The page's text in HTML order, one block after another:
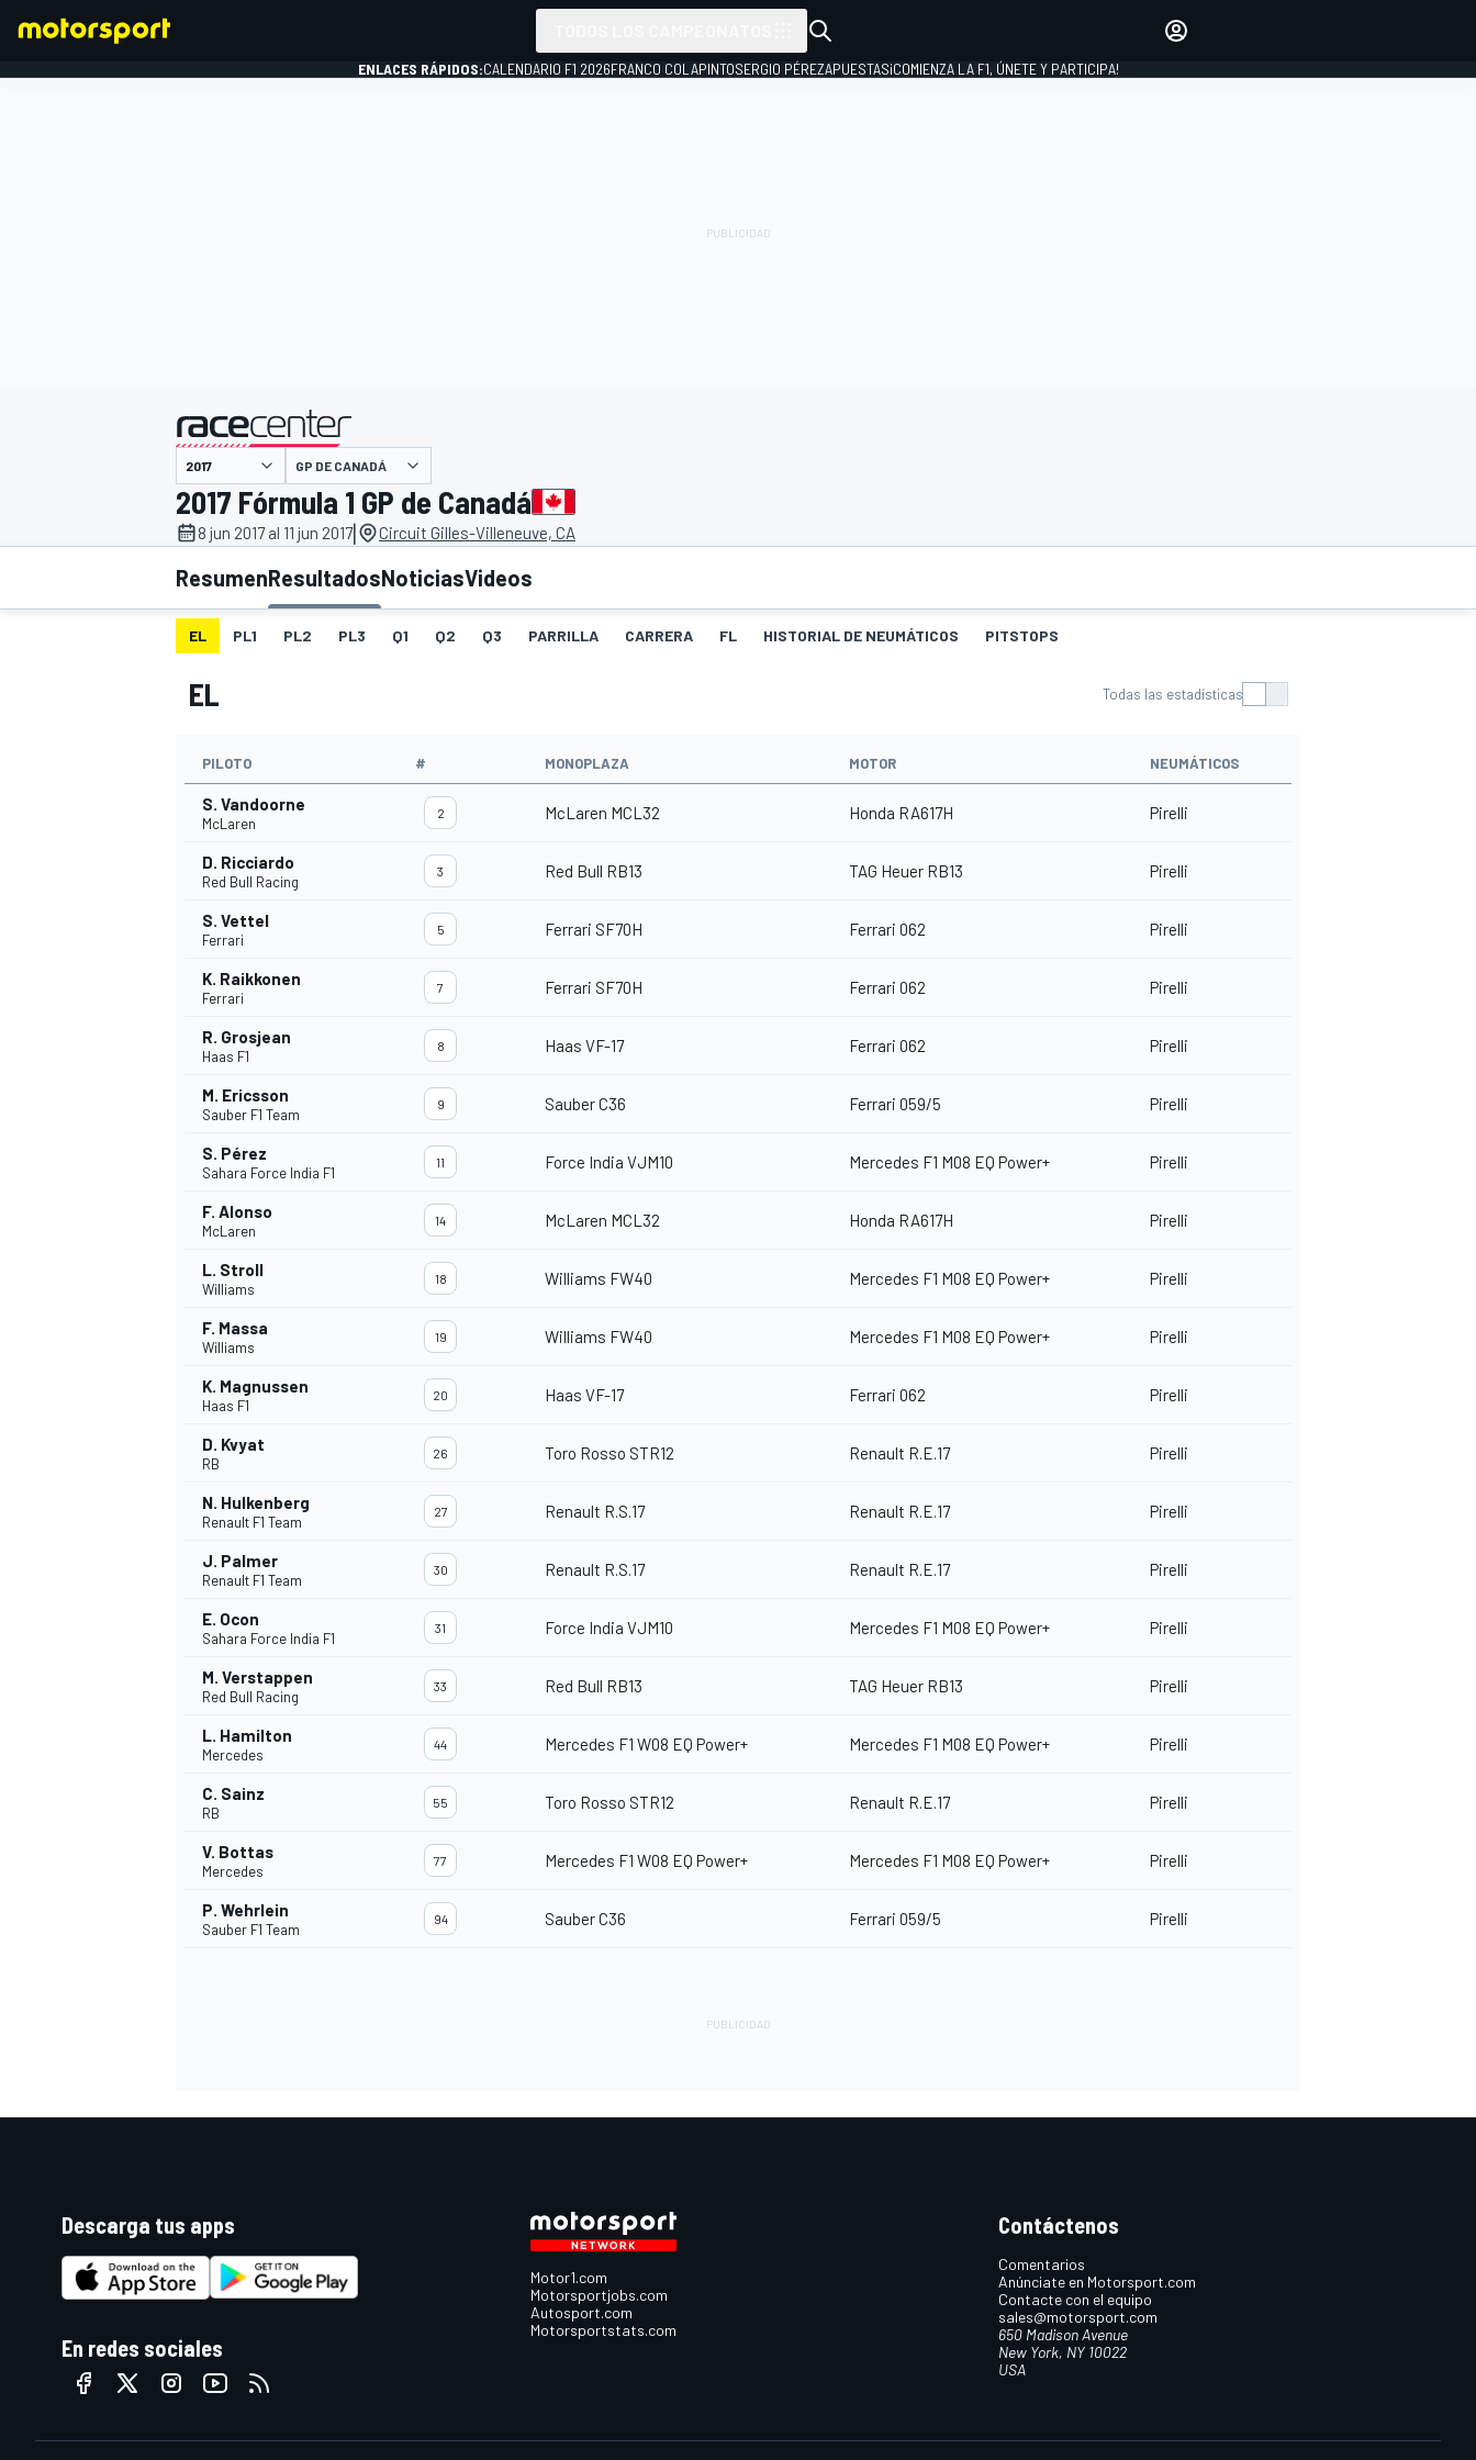
INDYCAR
MOTOGP
NASCAR CUP
FÓRMULA E
INICIAR SESIÓN
ENLACES RÁPIDOS:CALENDARIO F1 2026FRANCO COLAPINTOSERGIO PÉREZAPUESTAS¡COMIENZA LA F1, ÚNETE Y PARTICIPA!
presentado por
GP DE CANADÁ
2017 Fórmula 1 GP de Canadá
8 jun 2017 al 11 jun 2017| Circuit Gilles-Villeneuve, CA
ResumenResultadosNoticiasVideos
EL PL1 PL2 PL3 Q1 Q2 Q3 PARRILLA CARRERA FL HISTORIAL DE NEUMÁTICOS PITSTOPS
EL Todas las estadísticas
PILOTO # MONOPLAZA MOTOR NEUMÁTICOS
S. Vandoorne
McLaren
2 McLaren MCL32 Honda RA617H Pirelli
D. Ricciardo
Red Bull Racing
3 Red Bull RB13 TAG Heuer RB13 Pirelli
S. Vettel
Ferrari
5 Ferrari SF70H Ferrari 062 Pirelli
K. Raikkonen
Ferrari
7 Ferrari SF70H Ferrari 062 Pirelli
R. Grosjean
Haas F1
8 Haas VF-17 Ferrari 062 Pirelli
M. Ericsson
Sauber F1 Team
9 Sauber C36 Ferrari 059/5 Pirelli
S. Pérez
Sahara Force India F1
11 Force India VJM10 Mercedes F1 M08 EQ Power+ Pirelli
F. Alonso
McLaren
14 McLaren MCL32 Honda RA617H Pirelli
L. Stroll
Williams
18 Williams FW40 Mercedes F1 M08 EQ Power+ Pirelli
F. Massa
Williams
19 Williams FW40 Mercedes F1 M08 EQ Power+ Pirelli
K. Magnussen
Haas F1
20 Haas VF-17 Ferrari 062 Pirelli
D. Kvyat
RB
26 Toro Rosso STR12 Renault R.E.17 Pirelli
N. Hulkenberg
Renault F1 Team
27 Renault R.S.17 Renault R.E.17 Pirelli
J. Palmer
Renault F1 Team
30 Renault R.S.17 Renault R.E.17 Pirelli
E. Ocon
Sahara Force India F1
31 Force India VJM10 Mercedes F1 M08 EQ Power+ Pirelli
M. Verstappen
Red Bull Racing
33 Red Bull RB13 TAG Heuer RB13 Pirelli
L. Hamilton
Mercedes
44 Mercedes F1 W08 EQ Power+ Mercedes F1 M08 EQ Power+ Pirelli
C. Sainz
RB
55 Toro Rosso STR12 Renault R.E.17 Pirelli
V. Bottas
Mercedes
77 Mercedes F1 W08 EQ Power+ Mercedes F1 M08 EQ Power+ Pirelli
P. Wehrlein
Sauber F1 Team
94 Sauber C36 Ferrari 059/5 Pirelli
Descarga tus apps
En redes sociales
Motor1.com
Motorsportjobs.com
Autosport.com
Motorsportstats.com
Contáctenos
Comentarios
Anúnciate en Motorsport.com
Contacte con el equipo
sales@motorsport.com
650 Madison Avenue
New York, NY 10022
USA